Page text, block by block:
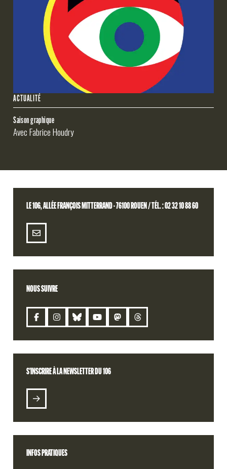
ACTUALITÉ
Saison graphique
Avec Fabrice Houdry
LE 106, ALLÉE FRANÇOIS MITTERRAND - 76100 ROUEN / TÉL. : 02 32 10 88 60
NOUS SUIVRE
S'INSCRIRE À LA NEWSLETTER DU 106
INFOS PRATIQUES
CONTACT
S'INSCRIRE À LA NEWSLETTER DU 106
BILLETTERIE
RETROUVEZ VOTRE COMMANDE